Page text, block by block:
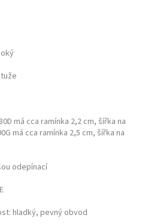
má cca ramínka 2,2 cm, šířka na
má cca ramínka 2,5 cm, šířka na
odepínací
hladký, pevný obvod